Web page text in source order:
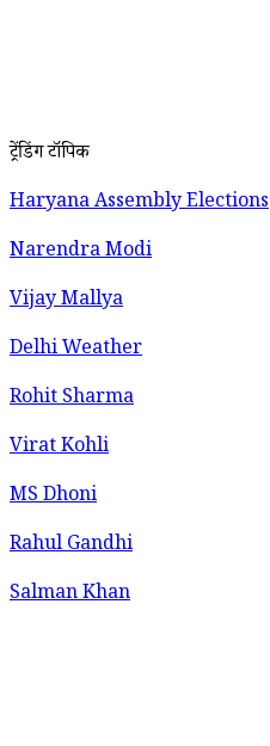
ट्रेंडिंग टॉपिक
Haryana Assembly Elections
Narendra Modi
Vijay Mallya
Delhi Weather
Rohit Sharma
Virat Kohli
MS Dhoni
Rahul Gandhi
Salman Khan